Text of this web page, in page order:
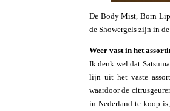
De Body Mist, Born
de Showergels zijn in de
Weer vast in het
Ik denk wel dat
lijn uit het vaste
waardoor de
in Nederland te koop